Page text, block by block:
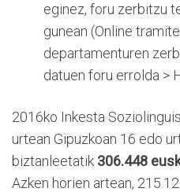
eginez, foru zerbitzu
gunean (Online
departamenturen
datuen foru errolda >
2016ko Inkesta
urtean Gipuzkoan 16 edo
biztanleetatik 306.448
Azken horien artean,